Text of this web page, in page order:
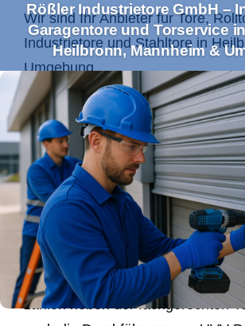
Rößler Industrietore GmbH –
Garagentore und Torservice
Heilbronn, Mannheim &
Wir sind Ihr Anbieter für Tore,
Industrietore und Stahltore in
Umgebung.
Ihr Profi für Industrietore
Torservice im
Heilbronn & Co.
Mit unserem umfassenden
bedienen wir sowohl Gewerbe- als
Privatkunden. Zu unseren
zählen neben der fachgerechten